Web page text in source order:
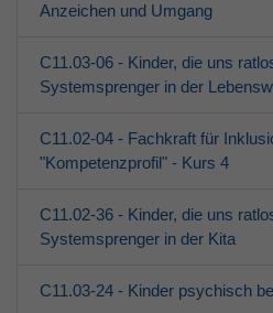
Anzeichen und Umgang
C11.03-06 - Kinder, die uns
Systemsprenger in der
C11.02-04 - Fachkraft für
"Kompetenzprofil" - Kurs 4
C11.02-36 - Kinder, die uns
Systemsprenger in der Kita
C11.03-24 - Kinder psychisch